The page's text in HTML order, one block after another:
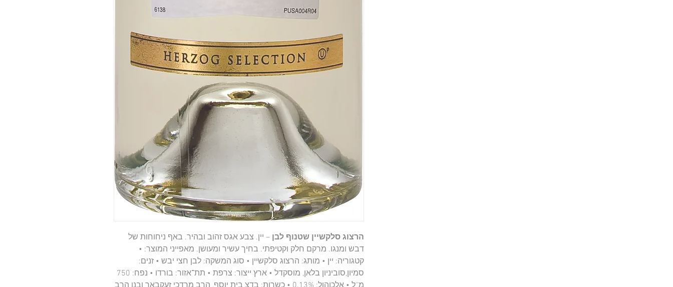
הרצוג סלקשיין שטנוף לבן – יין. צבע אגס זהוב ובהיר. באף ניחוחות של
דבש ומנגו. מרקם חלק וקטיפתי. בחיך עשיר ומעושן. מאפייני המוצר: •
קטגוריה: יין • מותג: הרצוג סלקשיין • סוג המשקה: לבן חצי יבש • זנים:
סמיון,סוביניון בלאן, מוסקדל • ארץ ייצור: צרפת • תת־אזור: בורדו • נפח: 750